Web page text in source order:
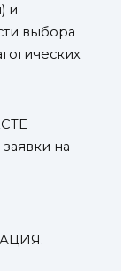
и
выбора
на